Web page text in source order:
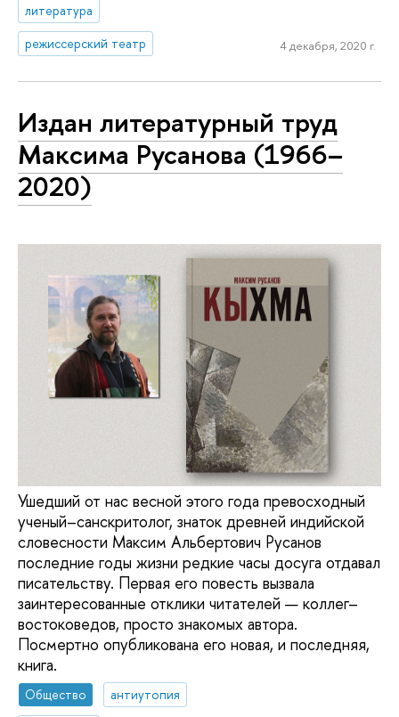
литература
режиссерский театр
4 декабря, 2020 г.
Издан литературный труд
Максима Русанова (1966–
2020)
Ушедший от нас весной этого года превосходный
ученый–санскритолог, знаток древней индийской
словесности Максим Альбертович Русанов
последние годы жизни редкие часы досуга отдавал
писательству. Первая его повесть вызвала
заинтересованные отклики читателей — коллег–
востоковедов, просто знакомых автора.
Посмертно опубликована его новая, и последняя,
книга.
Общество
антиутопия